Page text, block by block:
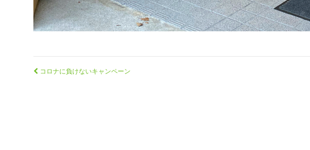
コロナに負けないキャンペーン